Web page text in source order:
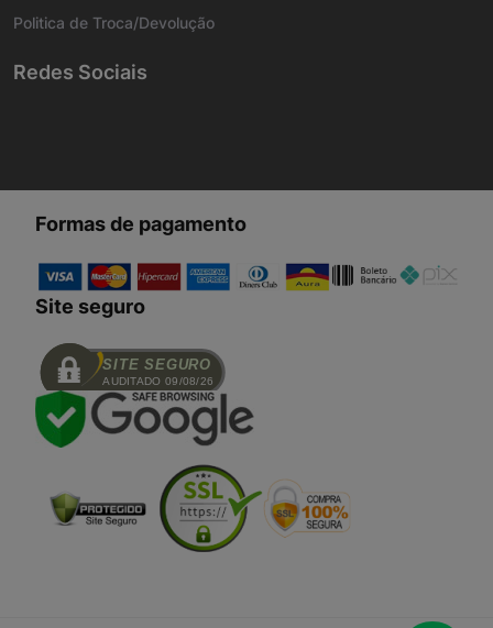
Politica de Troca/Devolução
Redes Sociais
Formas de pagamento
Site seguro
SITE SEGURO
AUDITADO 09/08/26